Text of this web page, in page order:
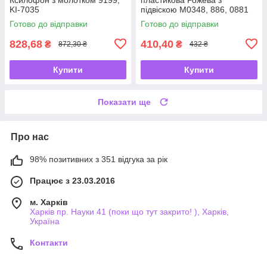
KI-7035
Готово до відправки
828,68 ₴ 872,30 ₴
Купити
підвіскою М0348, 886, 0881
Готово до відправки
410,40 ₴ 432 ₴
Купити
Показати ще
Про нас
98% позитивних з 351 відгука за рік
Працює з 23.03.2016
м. Харків
Харків пр. Науки 41 (поки що тут закрито! ), Харків,
Україна
Контакти